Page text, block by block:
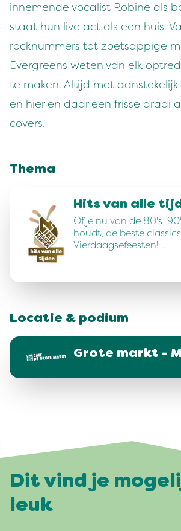
innemende vocalist Robine als
staat hun live act als een huis.
rocknummers tot zoetsappige
Evergreens weten van elk
te maken. Altijd met
en hier en daar een frisse draai
covers.
Thema
Hits van alle
Of je nu van de 80's,
houdt, de beste
Vierdaagsefeesten! …
Locatie & podium
Grote markt -
Dit vind je
leuk